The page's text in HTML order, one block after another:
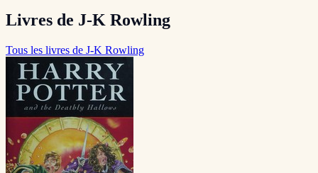
Livres de J-K Rowling
Tous les livres de J-K Rowling